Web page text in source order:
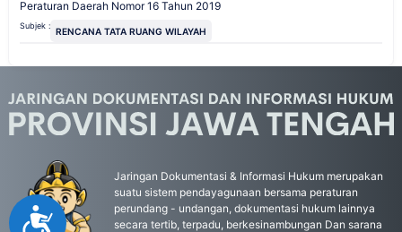
Accessibility
Peraturan Daerah Nomor 16 Tahun 2019
Subjek : RENCANA TATA RUANG WILAYAH
Jaringan Dokumentasi & Informasi Hukum merupakan
suatu sistem pendayagunaan bersama peraturan
perundang - undangan, dokumentasi hukum lainnya
secara tertib, terpadu, berkesinambungan Dan sarana